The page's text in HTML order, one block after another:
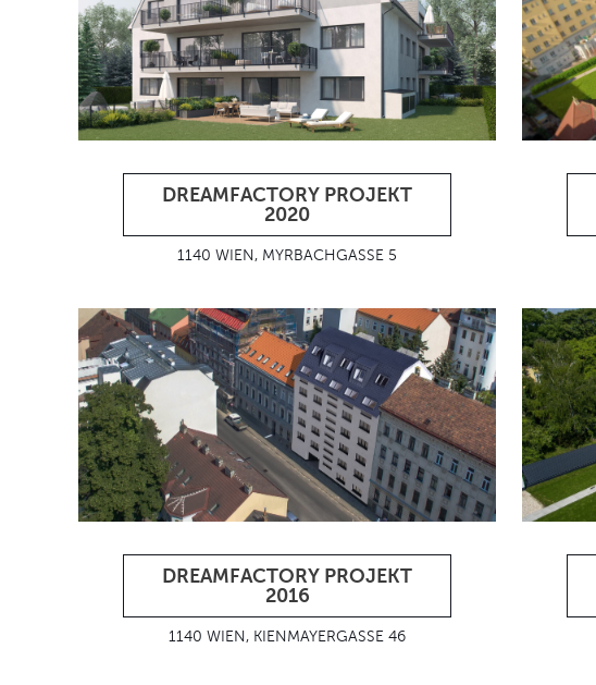
DREAMFACTORY PROJEKT
2020
1140 WIEN, MYRBACHGASSE 5
DREAMFACTORY PROJEKT
2016
1140 WIEN, KIENMAYERGASSE 46